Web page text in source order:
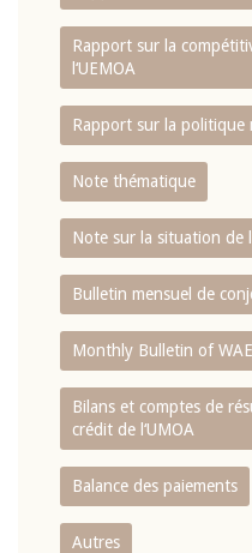
Rapport sur la
l‘UEMOA
Rapport sur la politique
Note thématique
Note sur la situation de
Bulletin mensuel de
Monthly Bulletin of
Bilans et comptes de
crédit de l‘UMOA
Balance des paiements
Autres